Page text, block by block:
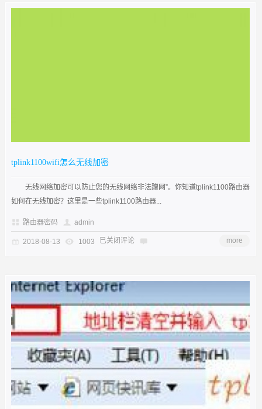
tplink1100wifi怎么无线加密
无线网络加密可以防止您的无线网络非法蹭网”。你知道tplink1100路由器
如何在无线加密？这里是一些tplink1100路由器...
路由器密码 admin
2018-08-13 1003 已关闭评论 more